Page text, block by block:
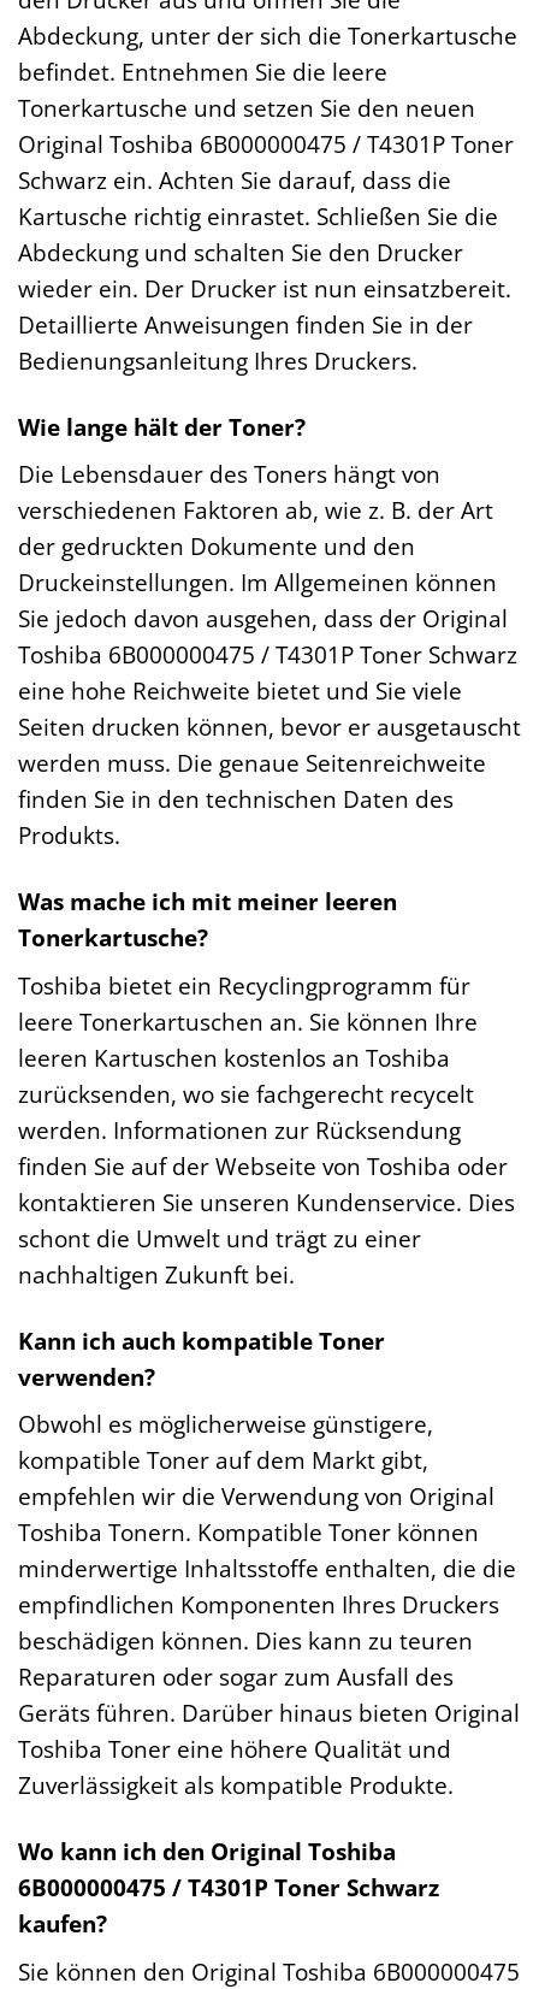
Abdeckung, unter der sich die Tonerkartusche
befindet. Entnehmen Sie die leere
Tonerkartusche und setzen Sie den neuen
Original Toshiba 6B000000475 / T4301P Toner
Schwarz ein. Achten Sie darauf, dass die
Kartusche richtig einrastet. Schließen Sie die
Abdeckung und schalten Sie den Drucker
wieder ein. Der Drucker ist nun einsatzbereit.
Detaillierte Anweisungen finden Sie in der
Bedienungsanleitung Ihres Druckers.
Wie lange hält der Toner?
Die Lebensdauer des Toners hängt von
verschiedenen Faktoren ab, wie z. B. der Art
der gedruckten Dokumente und den
Druckeinstellungen. Im Allgemeinen können
Sie jedoch davon ausgehen, dass der Original
Toshiba 6B000000475 / T4301P Toner Schwarz
eine hohe Reichweite bietet und Sie viele
Seiten drucken können, bevor er ausgetauscht
werden muss. Die genaue Seitenreichweite
finden Sie in den technischen Daten des
Produkts.
Was mache ich mit meiner leeren
Tonerkartusche?
Toshiba bietet ein Recyclingprogramm für
leere Tonerkartuschen an. Sie können Ihre
leeren Kartuschen kostenlos an Toshiba
zurücksenden, wo sie fachgerecht recycelt
werden. Informationen zur Rücksendung
finden Sie auf der Webseite von Toshiba oder
kontaktieren Sie unseren Kundenservice. Dies
schont die Umwelt und trägt zu einer
nachhaltigen Zukunft bei.
Kann ich auch kompatible Toner
verwenden?
Obwohl es möglicherweise günstigere,
kompatible Toner auf dem Markt gibt,
empfehlen wir die Verwendung von Original
Toshiba Tonern. Kompatible Toner können
minderwertige Inhaltsstoffe enthalten, die die
empfindlichen Komponenten Ihres Druckers
beschädigen können. Dies kann zu teuren
Reparaturen oder sogar zum Ausfall des
Geräts führen. Darüber hinaus bieten Original
Toshiba Toner eine höhere Qualität und
Zuverlässigkeit als kompatible Produkte.
Wo kann ich den Original Toshiba
6B000000475 / T4301P Toner Schwarz
kaufen?
Sie können den Original Toshiba 6B000000475